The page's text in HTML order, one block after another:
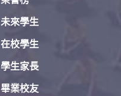
未來學生
在校學生
學生家長
畢業校友